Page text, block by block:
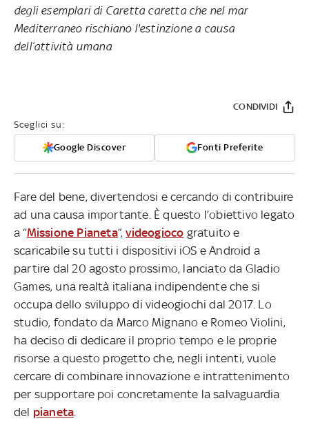
degli esemplari di Caretta caretta che nel mar
Mediterraneo rischiano l'estinzione a causa
dell’attività umana
Sceglici su:
Google Discover Fonti Preferite
CONDIVIDI
Fare del bene, divertendosi e cercando di contribuire
ad una causa importante. È questo l’obiettivo legato
a “Missione Pianeta”,videogioco gratuito e
scaricabile su tutti i dispositivi iOS e Android a
partire dal 20 agosto prossimo, lanciato da Gladio
Games, una realtà italiana indipendente che si
occupa dello sviluppo di videogiochi dal 2017. Lo
studio, fondato da Marco Mignano e Romeo Violini,
ha deciso di dedicare il proprio tempo e le proprie
risorse a questo progetto che, negli intenti, vuole
cercare di combinare innovazione e intrattenimento
per supportare poi concretamente la salvaguardia
del pianeta